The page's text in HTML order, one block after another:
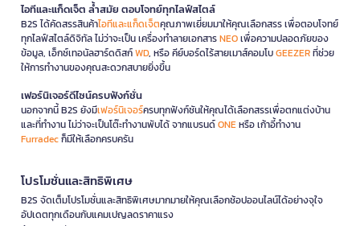
ไอทีและแก็ดเจ็ต ล้ำสมัย ตอบโจทย์ทุกไลฟ์สไตล์
B2S ได้คัดสรรสินค้าไอทีและแก็ดเจ็ตคุณภาพเยี่ยมมาให้คุณเลือกสรร เพื่อตอบโจทย์
ทุกไลฟ์สไตล์ดิจิทัล ไม่ว่าจะเป็น เครื่องทำลายเอกสารNEOเพื่อความปลอดภัยของ
ข้อมูล, เอ็กซ์เทอนัลฮาร์ดดิสก์WD, หรือ คีย์บอร์ดไร้สายเมาส์คอมโบGEEZERที่ช่วย
ให้การทำงานของคุณสะดวกสบายยิ่งขึ้น
เฟอร์นิเจอร์ดีไซน์ครบฟังก์ชั่น
นอกจากนี้ B2S ยังมีเฟอร์นิเจอร์ครบทุกฟังก์ชันให้คุณได้เลือกสรรเพื่อตกแต่งบ้าน
และที่ทำงาน ไม่ว่าจะเป็นโต๊ะทำงานพับได้ จากแบรนด์ONEหรือ เก้าอี้ทำงาน
Furradecก็มีให้เลือกครบครัน
โปรโมชั่นและสิทธิพิเศษ
B2S จัดเต็มโปรโมชั่นและสิทธิพิเศษมากมายให้คุณเลือกช้อปออนไลน์ได้อย่างจุใจ
อัปเดตทุกเดือนกับแคมเปญลดราคาแรง